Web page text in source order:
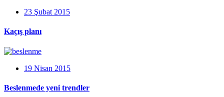
23 Şubat 2015
Kaçış planı
19 Nisan 2015
Beslenmede yeni trendler